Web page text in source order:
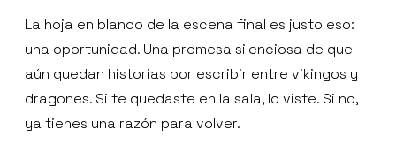
La hoja en blanco de la escena final es justo eso:
una oportunidad. Una promesa silenciosa de que
aún quedan historias por escribir entre vikingos y
dragones. Si te quedaste en la sala, lo viste. Si no,
ya tienes una razón para volver.